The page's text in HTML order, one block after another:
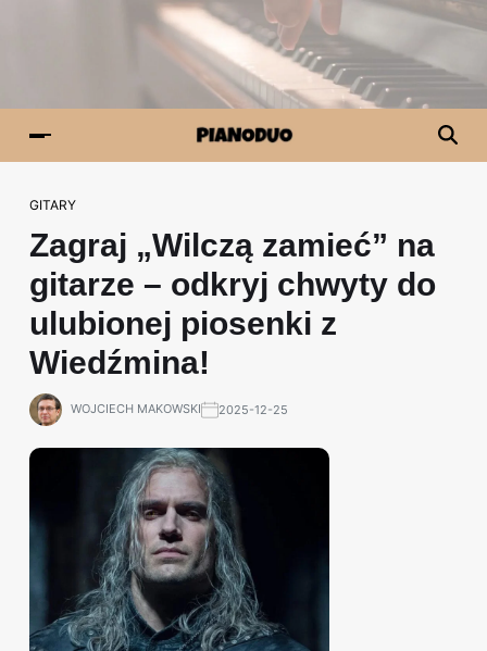
GITARY
Zagraj „Wilczą zamieć” na
gitarze – odkryj chwyty do
ulubionej piosenki z
Wiedźmina!
WOJCIECH MAKOWSKI 2025-12-25